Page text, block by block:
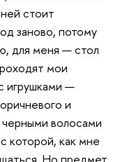
стоит
заново, потому
для меня — стол
мои
игрушками —
и
волосами
которой, как мне
Но предмет